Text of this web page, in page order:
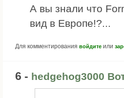
А вы знали что
вид в Европе!?...
Для комментирования войдите или
6 - hedgehog3000